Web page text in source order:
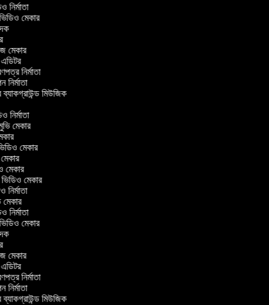
নির্মাতা
মেকার
মেকার
এডিটর
নির্মাতা
নির্মাতা
ব্যাকগ্রাউন্ড মিউজিক
নির্মাতা
মেকার
মেকার
মেকার
মেকার
মেকার
নির্মাতা
মেকার
নির্মাতা
মেকার
মেকার
এডিটর
নির্মাতা
নির্মাতা
ব্যাকগ্রাউন্ড মিউজিক